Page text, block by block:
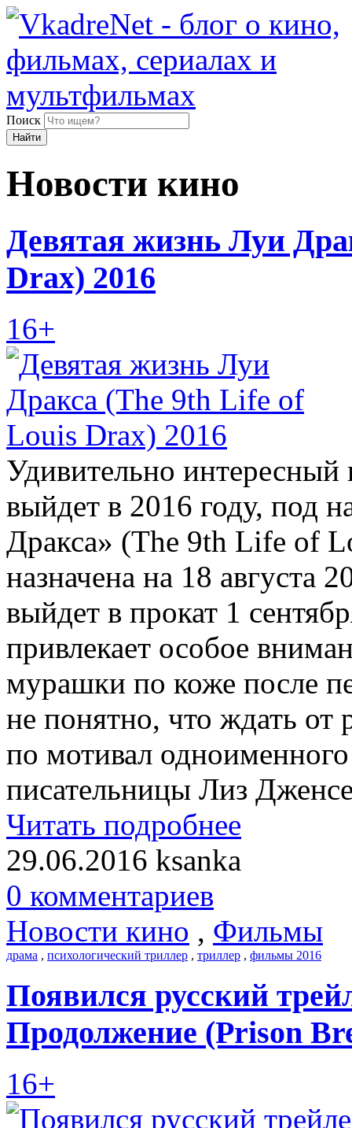
Поиск
Найти
Новости кино
Девятая жизнь Луи
Drax) 2016
16+
Удивительно интересный
выйдет в 2016 году, под
Дракса» (The 9th Life of
назначена на 18 августа
выйдет в прокат 1
привлекает особое
мурашки по коже после
не понятно, что ждать от
по мотивал
писательницы Лиз
Читать подробнее
29.06.2016 ksanka
0 комментариев
Новости кино , Фильмы
драма , психологический триллер , триллер , фильмы 2016
Появился русский
Продолжение (Prison
16+